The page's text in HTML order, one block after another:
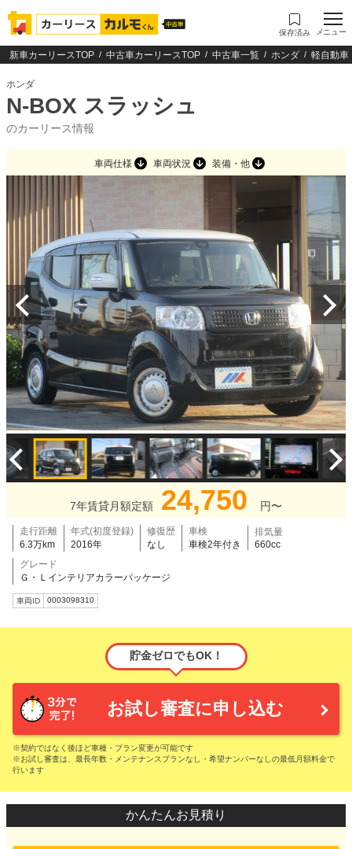
保存済み メニュー
新車カーリースTOP 中古車カーリースTOP 中古車一覧 ホンダ 軽自動車
ホンダ
N-BOX スラッシュ
のカーリース情報
車両仕様 車両状況 装備・他
7年賃貸月額定額 24,750 円〜
走行距離
6.3万km
年式(初度登録)
2016年
修復歴
なし
車検
車検2年付き
排気量
660cc
グレード
Ｇ・Ｌインテリアカラーパッケージ
車両ID 0003098310
貯金ゼロでもOK！
お試し審査に申し込む
※契約ではなく後ほど車種・プラン変更が可能です
※お試し審査は、最長年数・メンテナンスプランなし・希望ナンバーなしの最低月額料金で
行います
かんたんお見積り